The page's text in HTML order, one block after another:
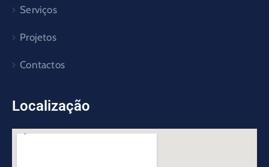
Serviços
Projetos
Contactos
Localização